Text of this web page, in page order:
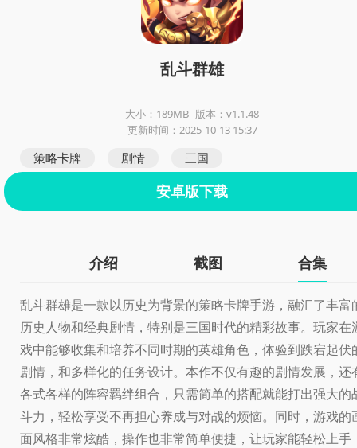
乱斗群雄
大小：189MB 版本：v1.1.48
更新时间：2025-10-13 15:37
策略卡牌 剧情 三国
安卓版下载
介绍 截图 合集
乱斗群雄是一款以历史为背景的策略卡牌手游，融汇了丰富
历史人物和经典剧情，特别是三国时代的精彩故事。玩家在
戏中能够收集和培养不同时期的英雄角色，体验到跌宕起伏
剧情，和多样化的任务设计。本作不仅有趣的剧情发展，还
各式各样的阵容羁绊组合，只需简单的搭配就能打出强大的
斗力，轻松享受不再担心养成与对战的烦恼。同时，游戏的
面风格非常炫酷，操作也非常简单便捷，让玩家能轻松上手